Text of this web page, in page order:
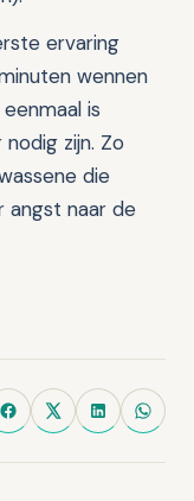
ervaring
wennen
is
zijn. Zo
die
angst naar de